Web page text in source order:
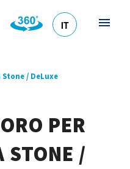
IT
/ DeLuxe
PER
STONE /